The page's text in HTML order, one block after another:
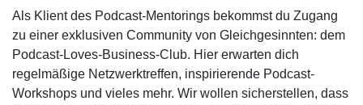
Als Klient des Podcast-Mentorings bekommst du Zugang
zu einer exklusiven Community von Gleichgesinnten: dem
Podcast-Loves-Business-Club. Hier erwarten dich
regelmäßige Netzwerktreffen, inspirierende Podcast-
Workshops und vieles mehr. Wir wollen sicherstellen, dass